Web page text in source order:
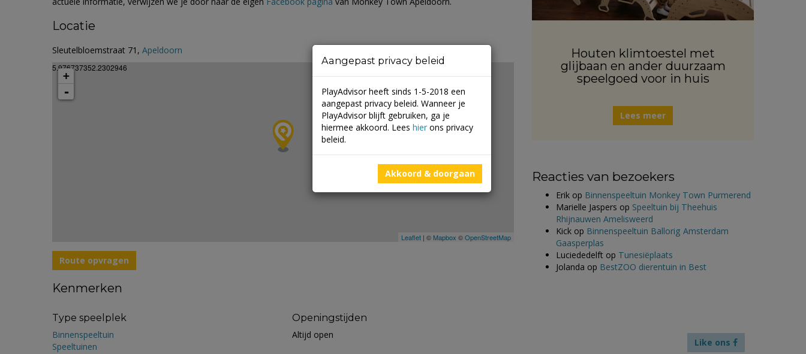
Locatie
Sleutelbloemstraat 71, Apeldoorn
5.976737352.2302946
+
-
Leaflet | © Mapbox ©OpenStreetMap
Route opvragen
Kenmerken
Type speelplek
Binnenspeeltuin
Speeltuinen
Openingstijden
Altijd open
Houten klimtoestel met
glijbaan en ander duurzaam
speelgoed voor in huis
Lees meer
Reacties van bezoekers
Erik op Binnenspeeltuin Monkey Town Purmerend
Marielle Jaspers op Speeltuin bij Theehuis
Rhijnauwen Amelisweerd
Kick op Binnenspeeltuin Ballorig Amsterdam
Gaasperplas
Luciededelft op Tunesiëplaats
Jolanda op BestZOO dierentuin in Best
Like ons
Aangepast privacy beleid
PlayAdvisor heeft sinds 1-5-2018 een
aangepast privacy beleid. Wanneer je
PlayAdvisor blijft gebruiken, ga je
hiermee akkoord. Lees hier ons privacy
beleid.
Akkoord & doorgaan